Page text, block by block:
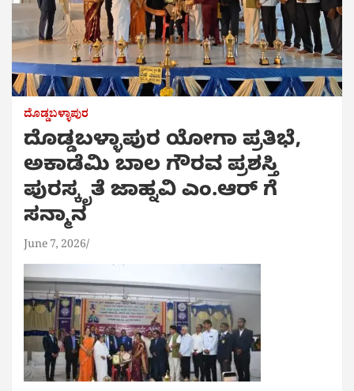
ದೊಡ್ಡಬಳ್ಳಾಪುರ
ದೊಡ್ಡಬಳ್ಳಾಪುರ ಯೋಗಾ ಪ್ರತಿಭೆ,
ಅಕಾಡೆಮಿ ಬಾಲ ಗೌರವ ಪ್ರಶಸ್ತಿ
ಪುರಸ್ಕೃತೆ ಜಾಹ್ನವಿ ಎಂ.ಆರ್ ಗೆ
ಸನ್ಮಾನ
June 7, 2026